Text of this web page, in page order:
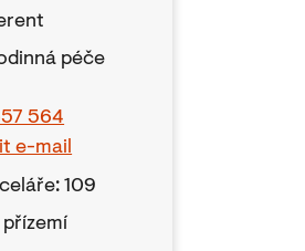
péče
564
e-mail
109